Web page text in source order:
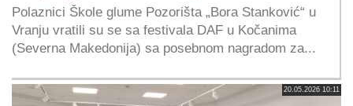
Polaznici Škole glume Pozorišta „Bora Stanković“ u
Vranju vratili su se sa festivala DAF u Kočanima
(Severna Makedonija) sa posebnom nagradom za...
20.05.2026 10:11